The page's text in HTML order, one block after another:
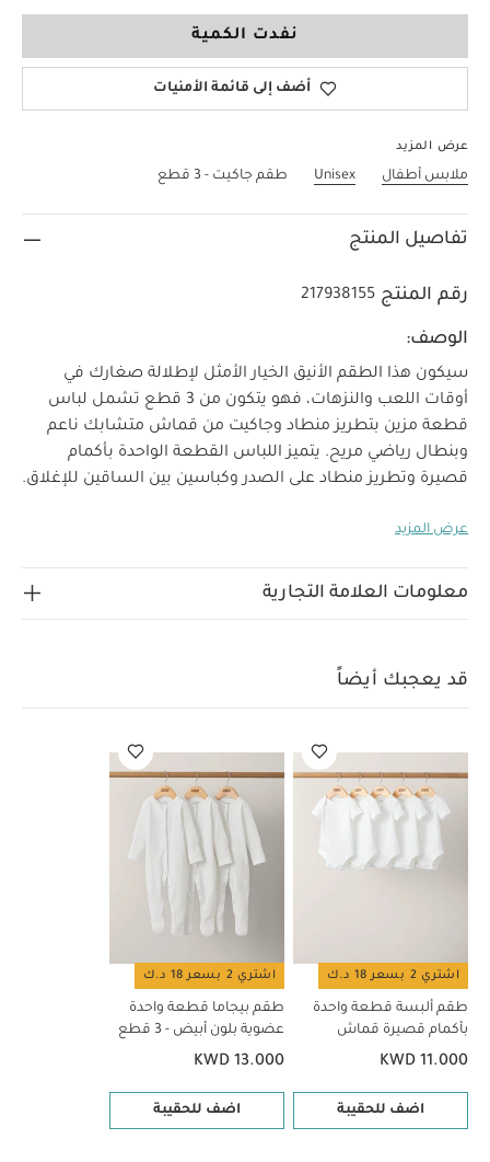
نفدت الكمية
أضف إلى قائمة الأمنيات
عرض المزيد
ملابس أطفال Unisex طقم جاكيت - 3 قطع
تفاصيل المنتج
رقم المنتج 217938155
الوصف:
سيكون هذا الطقم الأنيق الخيار الأمثل لإطلالة صغارك في
أوقات اللعب والنزهات، فهو يتكون من 3 قطع تشمل لباس
قطعة مزين بتطريز منطاد وجاكيت من قماش متشابك ناعم
وبنطال رياضي مريح. يتميز اللباس القطعة الواحدة بأكمام
قصيرة وتطريز منطاد على الصدر وكباسين بين الساقين للإغلاق.
وكباسين مطاطية وياقة جاكيت بومبر وفتحة رقبة وأساور
وحواف مضلعة لمقاس مثالي ومريح.
الخامات:
قطن - الحافة: 97‏‏%‏‏ قطن، 3‏‏%‏‏ إيلاستين
ممنوع استخدام المبيضات
على درجة حرارة منخفضة
كيّ على درجة حرارة منخفضة
ممنوع التنظيف الجاف
تغسل الألوان الداكنة على حدة
على الجانب الداخلي
قد يعجبك أيضاً:
طقم ألبسة قطعة واحدة
بأكمام قصيرة قماش عضوي بلون أبيض - 5 قطع
طقم بيجاما قطعة
عرض المزيد
معلومات العلامة التجارية
قد يعجبك أيضاً
اشتري 2 بسعر 18 د.ك
طقم ألبسة قطعة واحدة
بأكمام قصيرة قماش
عضوي بلون أبيض - 5 قطع
KWD 11.000
اضف للحقيبة
اشتري 2 بسعر 18 د.ك
طقم بيجاما قطعة واحدة
عضوية بلون أبيض - 3 قطع
KWD 13.000
اضف للحقيبة